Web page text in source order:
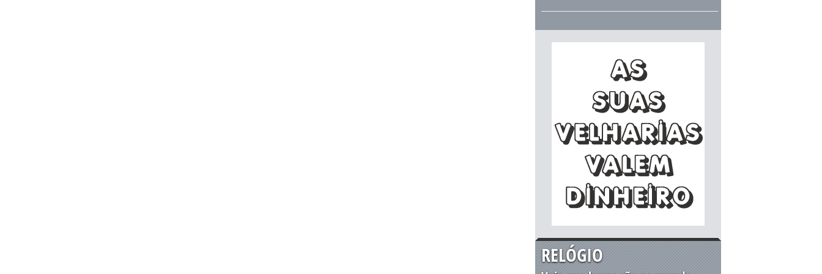
RELÓGIO